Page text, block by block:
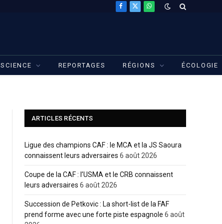
Facebook
X
WhatsApp
SCIENCE REPORTAGES RÉGIONS ÉCOLOGIE
ARTICLES RÉCENTS
Ligue des champions CAF : le MCA et la JS Saoura
connaissent leurs adversaires 6 août 2026
Coupe de la CAF : l’USMA et le CRB connaissent
leurs adversaires 6 août 2026
Succession de Petkovic : La short-list de la FAF
prend forme avec une forte piste espagnole 6 août